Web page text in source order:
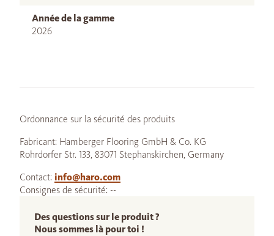
Année de la gamme
2026
Ordonnance sur la sécurité des produits
Fabricant: Hamberger Flooring GmbH & Co. KG
Rohrdorfer Str. 133, 83071 Stephanskirchen, Germany
Contact: info@haro.com
Consignes de sécurité: --
Des questions sur le produit ?
Nous sommes là pour toi !